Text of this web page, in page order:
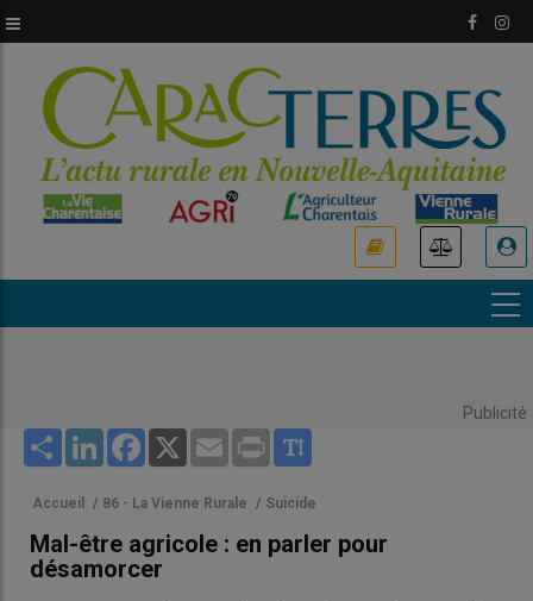
au
principal
Publicité
Share LinkedInFacebook
X Email Print
Accueil / 86 - La Vienne Rurale / Suicide
Mal-être agricole : en parler pour
désamorcer